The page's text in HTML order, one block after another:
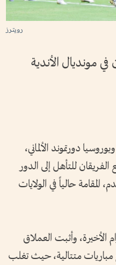
رويترز
مونديال الأندية
دورتموند الألماني،
للتأهل إلى الدور
المقامة حالياً في الولايات
الأخيرة، وأثبت العملاق
مباريات متتالية، حيث تغلب